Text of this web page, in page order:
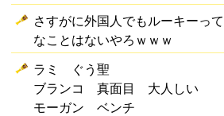
さすがに外国人でもルーキーっ
なことはないやろｗｗｗ
ラミ ぐう聖
ブランコ 真面目 大人しい
モーガン ベンチ